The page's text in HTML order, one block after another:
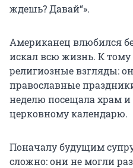
ждешь? Давай“».
Американец влюбился
искал всю жизнь. К
религиозные взгляды:
православные
неделю посещала храм
церковному календарю.
Поначалу будущим
сложно: они не могли